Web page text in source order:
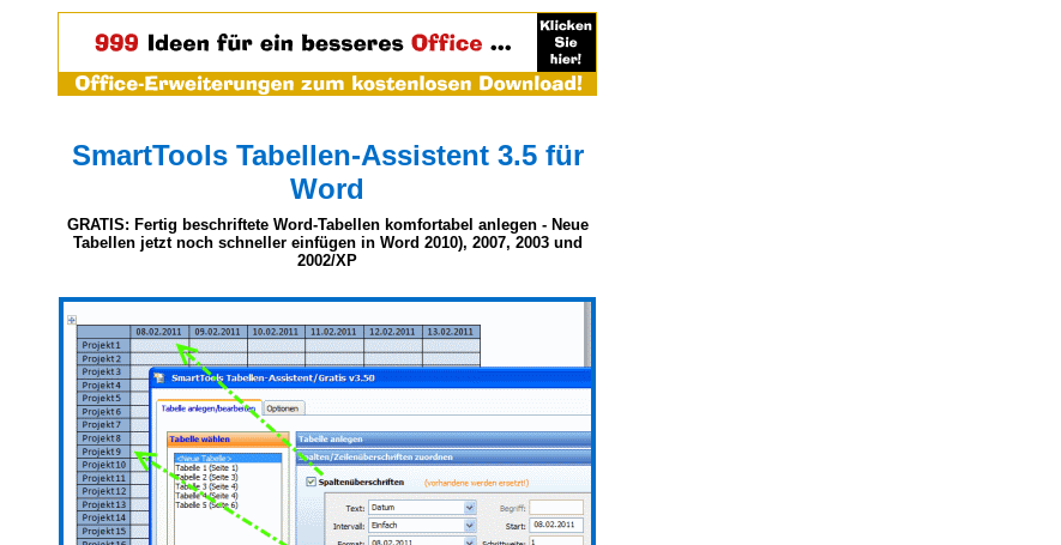
SmartTools Tabellen-Assistent 3.5 für
Word
GRATIS: Fertig beschriftete Word-Tabellen komfortabel anlegen - Neue
Tabellen jetzt noch schneller einfügen in Word 2010), 2007, 2003 und
2002/XP